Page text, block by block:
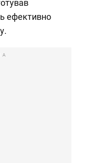
ефективно